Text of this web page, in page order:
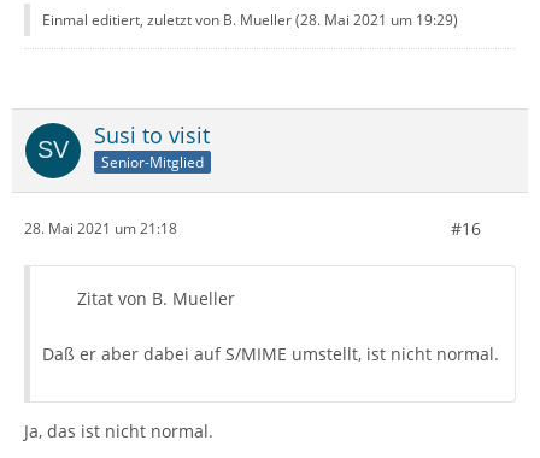
Einmal editiert, zuletzt von B. Mueller (28. Mai 2021 um 19:29)
Susi to visit
Senior-Mitglied
28. Mai 2021 um 21:18 #16
Zitat von B. Mueller
Daß er aber dabei auf S/MIME umstellt, ist nicht normal.
Ja, das ist nicht normal.